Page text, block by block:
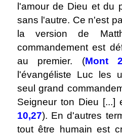
l'amour de Dieu et du
sans l'autre. Ce n'est
la version de
commandement est
au premier. (Mont
l'évangéliste Luc les
seul grand
Seigneur ton Dieu [...]
10,27). En d'autres
tout être humain est